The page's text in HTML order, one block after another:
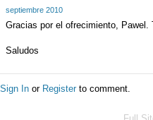
septiembre 2010
Gracias por el ofrecimiento, Pawel.
Saludos
Sign In or Register to comment.